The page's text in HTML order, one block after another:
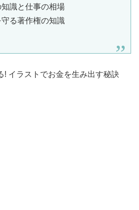
識と仕事の相場
る著作権の知識
イラストでお金を生み出す秘訣